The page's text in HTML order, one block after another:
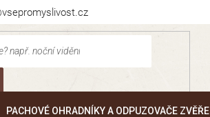
PACHOVÉ OHRADNÍKY A ODPUZOVAČE ZVĚŘE